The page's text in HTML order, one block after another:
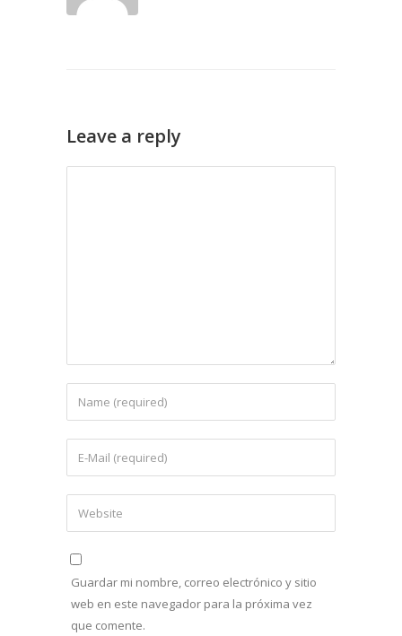
Leave a reply
Guardar mi nombre, correo electrónico y sitio
web en este navegador para la próxima vez
que comente.